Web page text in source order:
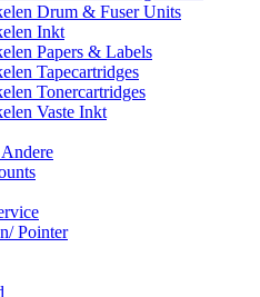
Drum & Fuser Units
Inkt
Papers & Labels
Tapecartridges
Tonercartridges
Vaste Inkt
Pointer